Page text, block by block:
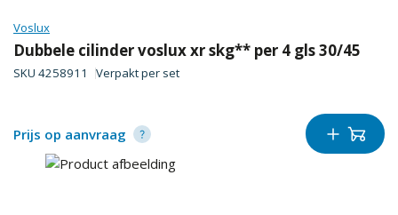
Voslux
Dubbele cilinder voslux xr skg** per 4 gls 30/45
SKU 4258911 Verpakt per set
Prijs op aanvraag